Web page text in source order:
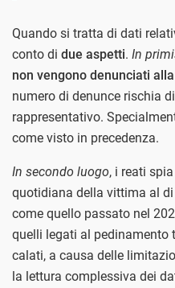
Quando si tratta di dati
conto di due aspetti. In
non vengono denunciati
numero di denunce rischia
rappresentativo.
come visto in precedenza.
In secondo luogo, i reati
quotidiana della vittima al
come quello passato nel
quelli legati al pedinamento
calati, a causa delle
la lettura complessiva dei